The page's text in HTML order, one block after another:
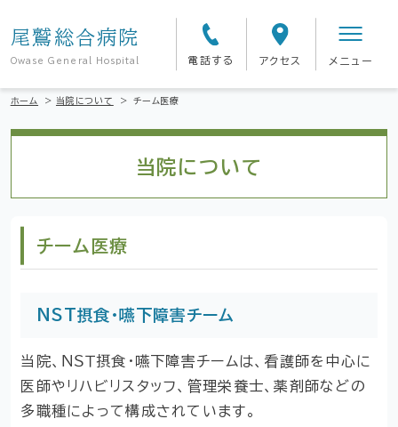
尾鷲総合病院
Owase General Hospital 電話する アクセス メニュー
ホーム > 当院について > チーム医療
当院について
チーム医療
NST摂食・嚥下障害チーム
当院、ＮＳＴ摂食・嚥下障害チームは、看護師を中心に
医師やリハビリスタッフ、管理栄養士、薬剤師などの
多職種によって構成されています。